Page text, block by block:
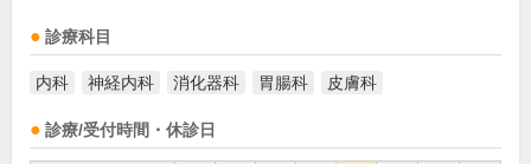
診療科目
内科 神経内科 消化器科 胃腸科 皮膚科
診療/受付時間・休診日